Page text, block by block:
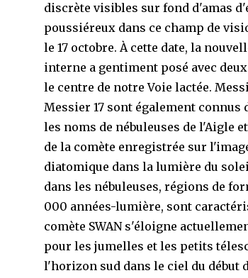
discrète visibles sur fond d'amas
poussiéreux dans ce champ de
le 17 octobre. À cette date, la
interne a gentiment posé avec
le centre de notre Voie lactée.
Messier 17 sont également
les noms de nébuleuses de l'Aigle
de la comète enregistrée sur
diatomique dans la lumière du
dans les nébuleuses, régions de
000 années-lumière, sont
comète SWAN s'éloigne
pour les jumelles et les petits
l'horizon sud dans le ciel du début